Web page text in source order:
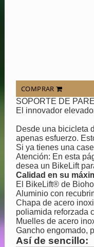
COMPRAR
SOPORTE DE
El innovador
Desde una bicicleta
apenas esfuerzo.
Si ya tienes una
Atención: En esta
desea un BikeLift
Calidad en su
El BikeLift® de
Aluminio con
Chapa de acero
poliamida reforzada
Muelles de acero
Gancho engomado,
Así de sencillo: